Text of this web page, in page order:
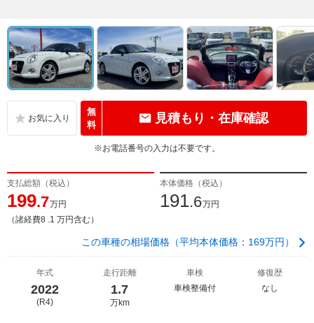
無
料
見積もり・在庫確認
※お電話番号の入力は不要です。
支払総額（税込）
199.7万円
（諸経費8 .1 万円含む）
本体価格（税込）
191.6万円
この車種の相場価格（平均本体価格：169万円）
年式
2022
(R4)
走行距離
1.7
万km
車検
車検整備付
修復歴
なし